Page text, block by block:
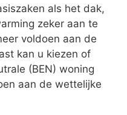
als het dak,
zeker aan te
voldoen aan de
kan u kiezen of
(BEN) woning
aan de wettelijke